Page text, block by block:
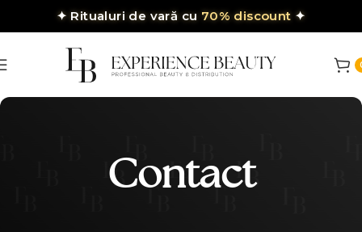
✦ Ritualuri de vară cu 70% discount ✦
Contact